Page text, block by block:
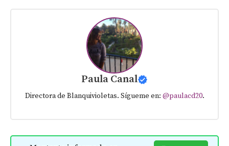
Paula Canal
Directora de Blanquivioletas. Sígueme en: @paulacd20.